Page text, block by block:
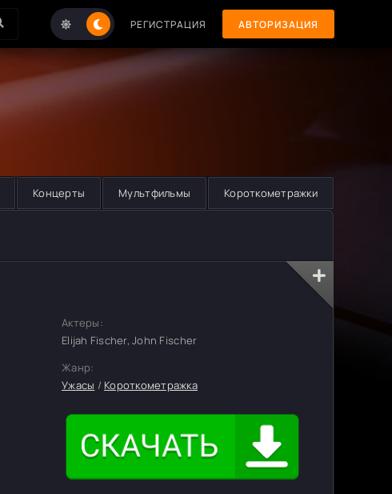
РЕГИСТРАЦИЯ АВТОРИЗАЦИЯ
Концерты Мультфильмы Короткометражки
Актеры:
Elijah Fischer, John Fischer
Жанр:
Ужасы / Короткометражка